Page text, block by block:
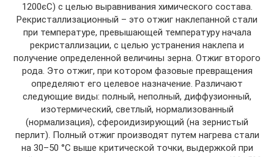
1200єС) с целью выравнивания химического состава.
Рекристаллизационный – это отжиг наклепанной стали
при температуре, превышающей температуру начала
рекристаллизации, с целью устранения наклепа и
получение определенной величины зерна. Отжиг второго
рода. Это отжиг, при котором фазовые превращения
определяют его целевое назначение. Различают
следующие виды: полный, неполный, диффузионный,
изотермический, светлый, нормализованный
(нормализация), сфероидизирующий (на зернистый
перлит). Полный отжиг производят путем нагрева стали
на 30–50 °С выше критической точки, выдержкой при